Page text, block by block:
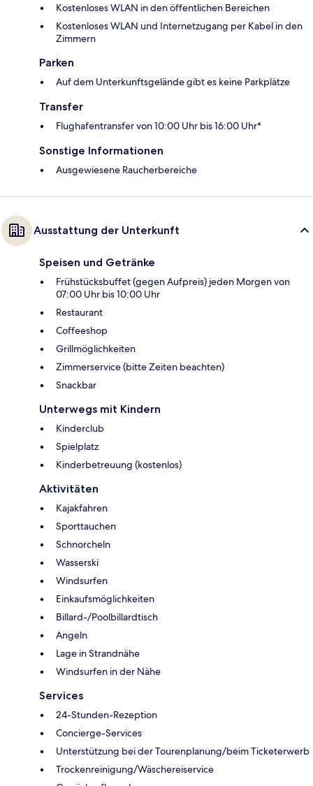
Kostenloses WLAN in den öffentlichen Bereichen
Kostenloses WLAN und Internetzugang per Kabel in den
Zimmern
Parken
Auf dem Unterkunftsgelände gibt es keine Parkplätze
Transfer
Flughafentransfer von 10:00 Uhr bis 16:00 Uhr*
Sonstige Informationen
Ausgewiesene Raucherbereiche
Ausstattung der Unterkunft
Speisen und Getränke
Frühstücksbuffet (gegen Aufpreis) jeden Morgen von
07:00 Uhr bis 10:00 Uhr
Restaurant
Coffeeshop
Grillmöglichkeiten
Zimmerservice (bitte Zeiten beachten)
Snackbar
Unterwegs mit Kindern
Kinderclub
Spielplatz
Kinderbetreuung (kostenlos)
Aktivitäten
Kajakfahren
Sporttauchen
Schnorcheln
Wasserski
Windsurfen
Einkaufsmöglichkeiten
Billard-/Poolbillardtisch
Angeln
Lage in Strandnähe
Windsurfen in der Nähe
Services
24-Stunden-Rezeption
Concierge-Services
Unterstützung bei der Tourenplanung/beim Ticketerwerb
Trockenreinigung/Wäschereiservice